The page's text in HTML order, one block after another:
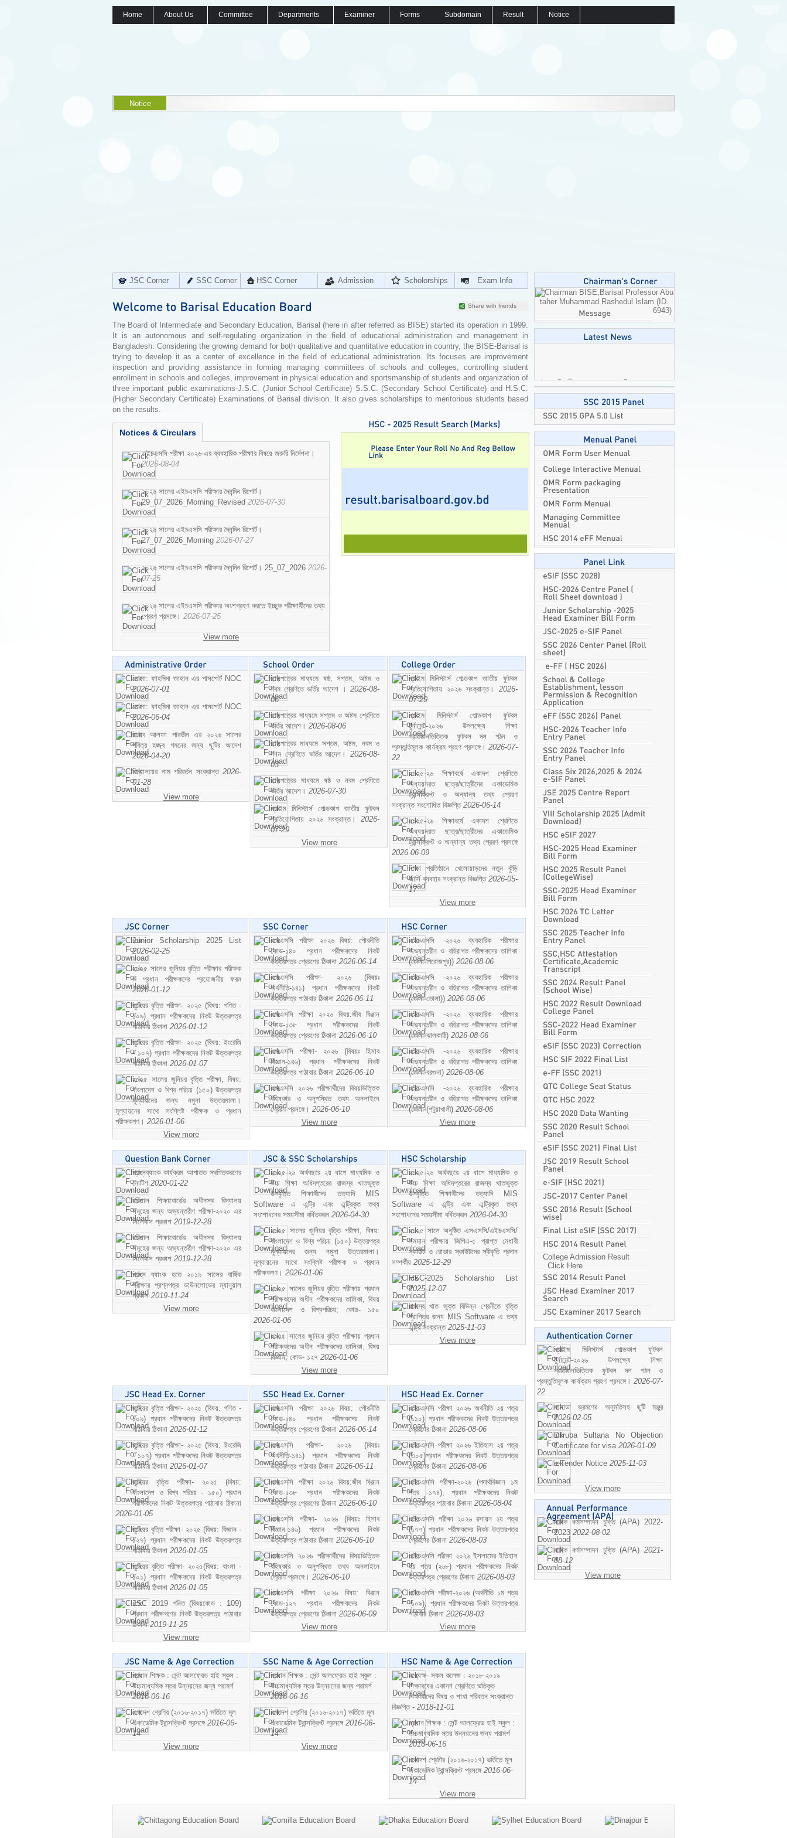
Home About Us Committee Departments Examiner Forms Subdomain Result Notice
Notice
JSC Corner SSC Corner HSC Corner Admission Scholorships Exam Info
Share with friends
The Board of Intermediate and Secondary Education, Barisal (here in after referred as BISE) started its operation in 1999.
It is an autonomous and self-regulating organization in the field of educational administration and management in
Bangladesh. Considering the growing demand for both qualitative and quantitative education in country, the BISE-Barisal is
trying to develop it as a center of excellence in the field of educational administration. Its focuses are improvement
inspection and providing assistance in forming managing committees of schools and colleges, controlling student
enrollment in schools and colleges, improvement in physical education and sportsmanship of students and organization of
three important public examinations-J.S.C. (Junior School Certificate) S.S.C. (Secondary School Certificate) and H.S.C.
(Higher Secondary Certificate) Examinations of Barisal division. It also gives scholarships to meritorious students based
on the results.
Notices & Circulars
এইচএসসি পরীক্ষা ২০২৬-এর ব্যবহারিক পরীক্ষার বিষয়ে জরুরি নির্দেশনা।
2026-08-04
২০২৬ সালের এইচএসসি পরীক্ষার দৈনন্দিন রিপোর্ট।
29_07_2026_Morning_Revised 2026-07-30
২০২৬ সালের এইচএসসি পরীক্ষার দৈনন্দিন রিপোর্ট।
27_07_2026_Morning 2026-07-27
২০২৬ সালের এইচএসসি পরীক্ষার দৈনন্দিন রিপোর্ট। 25_07_2026 2026-
07-25
২০২৬ সালের এইচএসসি পরীক্ষার অংশগ্রহণ করতে ইচ্ছুক পরীক্ষার্থীদের তথ্য
প্রেরণ প্রসঙ্গে। 2026-07-25
View more
মোসা: ফাহমিদা জাহান এর পাসপোর্ট NOC
2026-07-01
মোসা: ফাহমিদা জাহান এর পাসপোর্ট NOC
2026-06-04
জনাব আলফা পারভীন এর ২০২৬ সালের
পবিত্র হজ্জ্ব গমনের জন্য ছুটির আদেশ
2026-04-20
বিদ্যালয়ের নাম পরিবর্তন সংক্রান্ত 2026-
01-28
View more
ছাড়পত্রের মাধ্যমে ষষ্ঠ, সপ্তম, অষ্টম ও
নবম শ্রেণিতে ভর্তির আদেশ । 2026-08-
06
ছাড়পত্রের মাধ্যমে সপ্তম ও অষ্টম শ্রেণিতে
ভর্তির আদেশ। 2026-08-06
ছাড়পত্রের মাধ্যমে সপ্তম, অষ্টম, নবম ও
দশম শ্রেণিতে ভর্তির আদেশ। 2026-08-
03
ছাড়পত্রের মাধ্যমে ষষ্ঠ ও নবম শ্রেণিতে
ভর্তির আদেশ। 2026-07-30
প্রাইম মিনিস্টার্স গোল্ডকাপ জাতীয় ফুটবল
প্রতিযোগিতায় ২০২৬ সংক্রান্ত। 2026-
07-29
View more
প্রাইম মিনিস্টার্স গোল্ডকাপ জাতীয় ফুটবল
প্রতিযোগিতায় ২০২৬ সংক্রান্ত। 2026-
07-29
প্রাইম মিনিস্টার্স গোল্ডকাপ ফুটবল
টুর্নামেন্ট-২০২৬ উপলক্ষ্যে শিক্ষা
প্রতিষ্ঠানভিত্তিক ফুটবল দল গঠন ও
প্রস্তুতিমূলক কার্যক্রম গ্রহণ প্রসঙ্গে। 2026-07-
22
২০২৫-২৬ শিক্ষাবর্ষে একাদশ শ্রেণিতে
অধ্যয়নরত ছাত্র/ছাত্রীদের একাডেমিক
ট্রান্সক্রিপ্ট ও অন্যান্য তথ্য প্রেরণ
সংক্রান্ত সংশোধিত বিজ্ঞপ্তি 2026-06-14
২০২৫-২৬ শিক্ষাবর্ষে একাদশ শ্রেণিতে
অধ্যয়নরত ছাত্র/ছাত্রীদের একাডেমিক
ট্রান্সক্রিপ্ট ও অন্যান্য তথ্য প্রেরণ প্রসঙ্গে
2026-06-09
শিক্ষা প্রতিষ্ঠানে খেলোয়াড়দের নতুন কুঁড়ি
জার্সি ব্যবহার সংক্রান্ত বিজ্ঞপ্তি 2026-05-
17
View more
Junior Scholarship 2025 List
2026-02-25
২০২৫ সালের জুনিয়র বৃত্তি পরীক্ষার পরীক্ষক
ও প্রধান পরীক্ষকদের প্রয়োজনীয় ফরম
2026-01-12
জুনিয়র বৃত্তি পরীক্ষা- ২০২৫ (বিষয়: গণিত -
১০৯) প্রধান পরীক্ষকদের নিকট উত্তরপত্র
পাঠাবার ঠিকানা 2026-01-12
জুনিয়র বৃত্তি পরীক্ষা- ২০২৫ (বিষয়: ইংরেজি
- ১০৭) প্রধান পরীক্ষকদের নিকট উত্তরপত্র
পাঠাবার ঠিকানা 2026-01-07
২০২৫ সালের জুনিয়র বৃত্তি পরীক্ষা, বিষয়:
বাংলাদেশ ও বিশ্ব পরিচয় (১৫০) উত্তরপত্র
মূল্যায়নের জন্য নমুনা উত্তরমালা।
মূল্যায়নের সাথে সংশ্লিষ্ট পরীক্ষক ও প্রধান
পরীক্ষকগণ। 2026-01-06
View more
এসএসসি পরীক্ষা ২০২৬ বিষয়: পৌরনীতি
কোড-১৪০ প্রধান পরীক্ষকদের নিকট
উত্তরপত্র প্রেরণের ঠিকানা 2026-06-14
এসএসসি পরীক্ষা- ২০২৬ (বিষয়ঃ
অর্থনীতি-১৪১) প্রধান পরীক্ষকদের নিকট
উত্তরপত্র পাঠাবার ঠিকানা 2026-06-11
এসএসসি পরীক্ষা ২০২৬ বিষয়:জীব বিঞ্জান
কোড-১৩৮ প্রধান পরীক্ষকদের নিকট
উত্তরপত্র প্রেরণের ঠিকানা 2026-06-10
এসএসসি পরীক্ষা- ২০২৬ (বিষয়ঃ হিসাব
বিজ্ঞান-১৪৬) প্রধান পরীক্ষকদের নিকট
উত্তরপত্র পাঠাবার ঠিকানা 2026-06-10
এসএসসি ২০২৬ পরীক্ষার্থীদের বিষয়ভিত্তিক
বহিষ্কার ও অনুপস্থিত তথ্য অনলাইনে
প্রেরণ প্রসঙ্গে। 2026-06-10
View more
এইচএসসি -২০২৬ ব্যবহারিক পরীক্ষার
অভ্যন্তরীন ও বহিরাগত পরীক্ষকদের তালিকা
(জেলা-পিরোজপুর)) 2026-08-06
এইচএসসি -২০২৬ ব্যবহারিক পরীক্ষার
অভ্যন্তরীন ও বহিরাগত পরীক্ষকদের তালিকা
(জেলা-ভোলা)) 2026-08-06
এইচএসসি -২০২৬ ব্যবহারিক পরীক্ষার
অভ্যন্তরীন ও বহিরাগত পরীক্ষকদের তালিকা
(জেলা-ঝালকাঠি) 2026-08-06
এইচএসসি -২০২৬ ব্যবহারিক পরীক্ষার
অভ্যন্তরীন ও বহিরাগত পরীক্ষকদের তালিকা
(জেলা-বরগুনা) 2026-08-06
এইচএসসি -২০২৬ ব্যবহারিক পরীক্ষার
অভ্যন্তরীন ও বহিরাগত পরীক্ষকদের তালিকা
(জেলা-(পটুয়াখালী) 2026-08-06
View more
প্রশ্নব্যাংক কার্যক্রম আপাতত স্থগিতকরণের
নোটিশ 2020-01-22
বরিশাল শিক্ষাবোর্ডের অধীনস্থ বিদ্যালয়
সমূহের জন্য অভ্যন্তরীণ পরীক্ষা-২০২০ এর
সিলেবাস প্রকাশ 2019-12-28
বরিশাল শিক্ষাবোর্ডের অধীনস্থ বিদ্যালয়
সমূহের জন্য অভ্যন্তরীণ পরীক্ষা-২০২০ এর
সিলেবাস প্রকাশ 2019-12-28
প্রশ্ন ব্যাংক হতে ২০১৯ সালের বার্ষিক
পরীক্ষার প্রশ্নপত্র ডাউনলোডের ম্যানুয়াল
প্রকাশ 2019-11-24
View more
২০২৫-২৬ অর্থবছরে ২য় ধাপে মাধ্যমিক ও
উচ্চ শিক্ষা অধিদপ্তরের রাজস্ব খাতভুক্ত
উপবৃত্তি শিক্ষার্থীদের তত্যাদি MIS
Software এ এন্ট্রি এবং এন্ট্রিকৃত তথ্য
সংশোধনের সময়সীমা বর্ধিতকরন 2026-04-30
২০২৫ সালের জুনিয়র বৃত্তি পরীক্ষা, বিষয়:
বাংলাদেশ ও বিশ্ব পরিচয় (১৫০) উত্তরপত্র
মূল্যায়নের জন্য নমুনা উত্তরমালা।
মূল্যায়নের সাথে সংশ্লিষ্ট পরীক্ষক ও প্রধান
পরীক্ষকগণ। 2026-01-06
২০২৫ সালের জুনিয়র বৃত্তি পরীক্ষায় প্রধান
পরীক্ষকদের অধীন পরীক্ষকদের তালিকা, বিষয়
বাংলাদেশ ও বিশ্বপরিচয়; কোড- ১৫০
2026-01-06
২০২৫ সালের জুনিয়র বৃত্তি পরীক্ষায় প্রধান
পরীক্ষকদের অধীন পরীক্ষকদের তালিকা, বিষয়
বিজ্ঞান; কোড- ১২৭ 2026-01-06
View more
২০২৫-২৬ অর্থবছরে ২য় ধাপে মাধ্যমিক ও
উচ্চ শিক্ষা অধিদপ্তরের রাজস্ব খাতভুক্ত
উপবৃত্তি শিক্ষার্থীদের তত্যাদি MIS
Software এ এন্ট্রি এবং এন্ট্রিকৃত তথ্য
সংশোধনের সময়সীমা বর্ধিতকরন 2026-04-30
২০২৫ সালে অনুষ্ঠিত এসএসসি/এইচএসসি/
সমমান পরীক্ষায় জিপিএ-৫ প্রাপ্ত মেধাবী
স্কাউট ও রোভার স্কাউটদের স্বীকৃতি প্রদান
সম্পর্কীয় 2025-12-29
HSC-2025 Scholarship List
2025-12-07
রাজস্ব খাত ভুক্ত বিভিন্ন শ্রেনীতে বৃত্তি
প্রাপ্তির জন্য MIS Software এ তথ্য
এন্ট্রি সংক্রান্ত 2025-11-03
View more
জুনিয়র বৃত্তি পরীক্ষা- ২০২৫ (বিষয়: গণিত -
১০৯) প্রধান পরীক্ষকদের নিকট উত্তরপত্র
পাঠাবার ঠিকানা 2026-01-12
জুনিয়র বৃত্তি পরীক্ষা- ২০২৫ (বিষয়: ইংরেজি
- ১০৭) প্রধান পরীক্ষকদের নিকট উত্তরপত্র
পাঠাবার ঠিকানা 2026-01-07
জুনিয়র বৃত্তি পরীক্ষা- ২০২৫ (বিষয়:
বাংলাদেশ ও বিশ্ব পরিচয় - ১৫০) প্রধান
পরীক্ষকদের নিকট উত্তরপত্র পাঠাবার ঠিকানা
2026-01-05
জুনিয়র বৃত্তি পরীক্ষা- ২০২৫ (বিষয়: বিজ্ঞান -
১২৭) প্রধান পরীক্ষকদের নিকট উত্তরপত্র
পাঠাবার ঠিকানা 2026-01-05
জুনিয়র বৃত্তি পরীক্ষা- ২০২৫(বিষয়: বাংলা -
১০১) প্রধান পরীক্ষকদের নিকট উত্তরপত্র
পাঠাবার ঠিকানা 2026-01-05
JSC 2019 গনিত (বিষয়কোড : 109)
প্রধান পরীক্ষগণের নিকট উত্তরপত্র পাঠাবার
ঠিকানা2019-11-25
View more
এসএসসি পরীক্ষা ২০২৬ বিষয়: পৌরনীতি
কোড-১৪০ প্রধান পরীক্ষকদের নিকট
উত্তরপত্র প্রেরণের ঠিকানা 2026-06-14
এসএসসি পরীক্ষা- ২০২৬ (বিষয়ঃ
অর্থনীতি-১৪১) প্রধান পরীক্ষকদের নিকট
উত্তরপত্র পাঠাবার ঠিকানা 2026-06-11
এসএসসি পরীক্ষা ২০২৬ বিষয়:জীব বিঞ্জান
কোড-১৩৮ প্রধান পরীক্ষকদের নিকট
উত্তরপত্র প্রেরণের ঠিকানা 2026-06-10
এসএসসি পরীক্ষা- ২০২৬ (বিষয়ঃ হিসাব
বিজ্ঞান-১৪৬) প্রধান পরীক্ষকদের নিকট
উত্তরপত্র পাঠাবার ঠিকানা 2026-06-10
এসএসসি ২০২৬ পরীক্ষার্থীদের বিষয়ভিত্তিক
বহিষ্কার ও অনুপস্থিত তথ্য অনলাইনে
প্রেরণ প্রসঙ্গে। 2026-06-10
এসএসসি পরীক্ষা ২০২৬ বিষয়: বিঞ্জান
কোড-১২৭ প্রধান পরীক্ষকদের নিকট
উত্তরপত্র প্রেরণের ঠিকানা 2026-06-09
View more
এইচএসসি পরীক্ষা ২০২৬ অর্থনীতি ২য় পত্র
(১১০) প্রধান পরীক্ষকদের নিকট উত্তরপত্র
প্রেরণের ঠিকানা 2026-08-06
এইচএসসি পরীক্ষা ২০২৬ ইতিহাস ২য় পত্র
(৩০৫)প্রধান পরীক্ষকদের নিকট উত্তরপত্র
প্রেরণের ঠিকানা 2026-08-06
এইচএসসি পরীক্ষা-২০২৬ (পদার্থবিজ্ঞান ১ম
পত্র -১৭৪), প্রধান পরীক্ষকদের নিকট
উত্তরপত্র পাঠাবার ঠিকানা 2026-08-04
এইচএসসি পরীক্ষা ২০২৬ রসায়ন ২য় পত্র
(১৭৭) প্রধান পরীক্ষকদের নিকট উত্তরপত্র
প্রেরণের ঠিকানা 2026-08-03
এইচএসসি পরীক্ষা ২০২৬ ইসলামের ইতিহাস
২য় পত্র (২৬৮) প্রধান পরীক্ষকদের নিকট
উত্তরপত্র প্রেরণের ঠিকানা 2026-08-03
এইচএসসি পরীক্ষা-২০২৬ (অর্থনীতি ১ম পত্র
-১০৯), প্রধান পরীক্ষকদের নিকট উত্তরপত্র
পাঠাবার ঠিকানা 2026-08-03
View more
প্রধান শিক্ষক : সেন্ট আলফ্রেড হাই স্কুল :
উচ্চমাধ্যমিক স্তর উন্নয়নের জন্য পরামর্শ
2016-06-16
একাদশ শ্রেণির (২০১৬-২০১৭) ভর্তিতে মূল
একাডেমিক ট্রান্সক্রিপ্ট প্রসঙ্গে 2016-06-
14
View more
প্রধান শিক্ষক : সেন্ট আলফ্রেড হাই স্কুল :
উচ্চমাধ্যমিক স্তর উন্নয়নের জন্য পরামর্শ
2016-06-16
একাদশ শ্রেণির (২০১৬-২০১৭) ভর্তিতে মূল
একাডেমিক ট্রান্সক্রিপ্ট প্রসঙ্গে 2016-06-
14
View more
অধ্যক্ষ- সকল কলেজ : ২০১৮-২০১৯
শিক্ষাবষের একাদশ শ্রেণিতে ভতিকৃত
শিক্ষাথীদের বিষয় ও শাখা পরিবতন সংক্রান্ত
বিজ্ঞপ্তি - 2018-11-01
প্রধান শিক্ষক : সেন্ট আলফ্রেড হাই স্কুল :
উচ্চমাধ্যমিক স্তর উন্নয়নের জন্য পরামর্শ
2016-06-16
একাদশ শ্রেণির (২০১৬-২০১৭) ভর্তিতে মূল
একাডেমিক ট্রান্সক্রিপ্ট প্রসঙ্গে 2016-06-
14
View more
Professor Abu
taher Muhammad Rashedul Islam (ID.
6943)
পরীক্ষার বিষয়ে জরুরি নির্দেশনা।2026-08-
04
College Admission Result
Click Here
প্রাইম মিনিস্টার্স গোল্ডকাপ ফুটবল
টুর্নামেন্ট-২০২৬ উপলক্ষ্যে শিক্ষা
প্রতিষ্ঠানভিত্তিক ফুটবল দল গঠন ও
প্রস্তুতিমূলক কার্যক্রম গ্রহণ প্রসঙ্গে। 2026-07-
22
কানাডা ভ্রমণের অনুমতিসহ ছুটি মঞ্জুর
2026-02-05
Dilruba Sultana No Objection
Certificate for visa 2026-01-09
e-Tender Notice 2025-11-03
View more
বাষিক কর্মসম্পাদন চুক্তি (APA) 2022-
2023 2022-08-02
বাষিক কর্মসম্পাদন চুক্তি (APA) 2021-
08-12
View more